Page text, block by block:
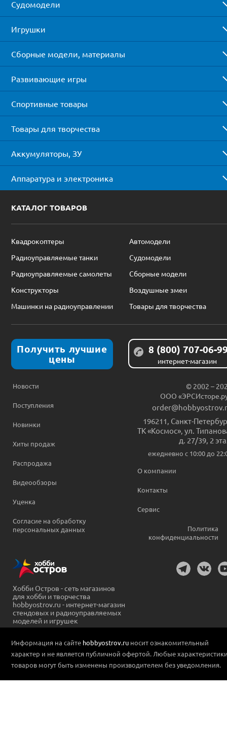
Судомодели
Игрушки
Сборные модели, материалы
Развивающие игры
Спортивные товары
Товары для творчества
Аккумуляторы, ЗУ
Аппаратура и электроника
КАТАЛОГ ТОВАРОВ
Квадрокоптеры
Автомодели
Радиоуправляемые танки
Судомодели
Радиоуправляемые самолеты
Сборные модели
Конструкторы
Воздушные змеи
Машинки на радиоуправлении
Товары для творчества
Получить лучшие
цены
8 (800) 707-06-
интернет-магазин
Новости
Поступления
Новинки
Хиты продаж
Распродажа
Видеообзоры
Уценка
Согласие на обработку
персональных данных
© 2002 –
ООО
196211 Санкт-
ТК «Космос», ул.
д. 27/39, 2
ежедневно c 10:00 до
О компании
Контакты
Сервис
Политика
конфиденциальности
Хобби Остров - сеть магазинов
для хобби и творчества
hobbyostrov.ru - интернет-магазин
стендовых и радиоуправляемых
моделей и игрушек
Информация на сайте hobbyostrov.ru носит ознакомительный
характер и не является публичной офертой. Любые
товаров могут быть изменены производителем без уведомления.